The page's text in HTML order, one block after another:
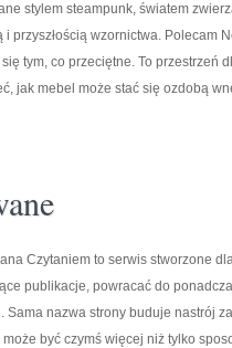
stylem steampunk, światem
i przyszłością wzornictwa. Polecam
tym, co przeciętne. To przestrzeń
jak mebel może stać się ozdobą
Czytaniem to serwis stworzone
publikacje, powracać do
Sama nazwa strony buduje nastrój
może być czymś więcej niż tylko